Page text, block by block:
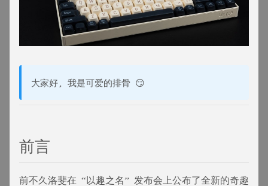
大家好, 我是可爱的排骨 😏
前言
前不久洛斐在 “以趣之名” 发布会上公布了全新的奇趣